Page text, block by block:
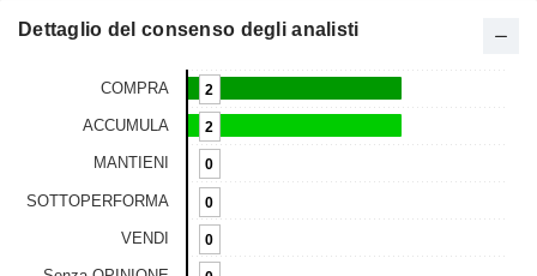
Dettaglio del consenso degli analisti